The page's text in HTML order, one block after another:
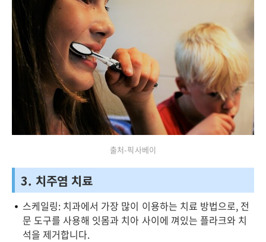
출처-픽사베이
3. 치주염 치료
스케일링: 치과에서 가장 많이 이용하는 치료 방법으로, 전
문 도구를 사용해 잇몸과 치아 사이에 껴있는 플라크와 치
석을 제거합니다.